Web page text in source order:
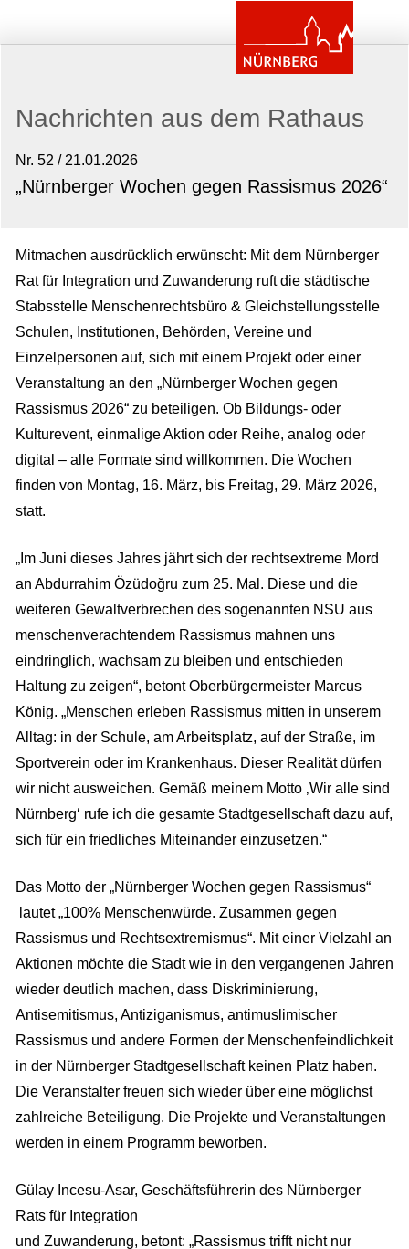
Nachrichten aus dem Rathaus
Nr. 52 / 21.01.2026
„Nürnberger Wochen gegen Rassismus 2026“
Mitmachen ausdrücklich erwünscht: Mit dem Nürnberger
Rat für Integration und Zuwanderung ruft die städtische
Stabsstelle Menschenrechtsbüro & Gleichstellungsstelle
Schulen, Institutionen, Behörden, Vereine und
Einzelpersonen auf, sich mit einem Projekt oder einer
Veranstaltung an den „Nürnberger Wochen gegen
Rassismus 2026“ zu beteiligen. Ob Bildungs- oder
Kulturevent, einmalige Aktion oder Reihe, analog oder
digital – alle Formate sind willkommen. Die Wochen
finden von Montag, 16. März, bis Freitag, 29. März 2026,
statt.
„Im Juni dieses Jahres jährt sich der rechtsextreme Mord
an Abdurrahim Özüdoğru zum 25. Mal. Diese und die
weiteren Gewaltverbrechen des sogenannten NSU aus
menschenverachtendem Rassismus mahnen uns
eindringlich, wachsam zu bleiben und entschieden
Haltung zu zeigen“, betont Oberbürgermeister Marcus
König. „Menschen erleben Rassismus mitten in unserem
Alltag: in der Schule, am Arbeitsplatz, auf der Straße, im
Sportverein oder im Krankenhaus. Dieser Realität dürfen
wir nicht ausweichen. Gemäß meinem Motto ‚Wir alle sind
Nürnberg‘ rufe ich die gesamte Stadtgesellschaft dazu auf,
sich für ein friedliches Miteinander einzusetzen.“
Das Motto der „Nürnberger Wochen gegen Rassismus“
lautet „100% Menschenwürde. Zusammen gegen
Rassismus und Rechtsextremismus“. Mit einer Vielzahl an
Aktionen möchte die Stadt wie in den vergangenen Jahren
wieder deutlich machen, dass Diskriminierung,
Antisemitismus, Antiziganismus, antimuslimischer
Rassismus und andere Formen der Menschenfeindlichkeit
in der Nürnberger Stadtgesellschaft keinen Platz haben.
Die Veranstalter freuen sich wieder über eine möglichst
zahlreiche Beteiligung. Die Projekte und Veranstaltungen
werden in einem Programm beworben.
Gülay Incesu-Asar, Geschäftsführerin des Nürnberger
Rats für Integration
und Zuwanderung, betont: „Rassismus trifft nicht nur